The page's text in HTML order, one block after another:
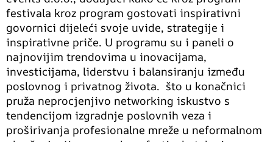
festivala kroz program gostovati inspirativni
govornici dijeleći svoje uvide, strategije i
inspirativne priče. U programu su i paneli o
najnovijim trendovima u inovacijama,
investicijama, liderstvu i balansiranju između
poslovnog i privatnog života. što u konačnici
pruža neprocjenjivo networking iskustvo s
tendencijom izgradnje poslovnih veza i
proširivanja profesionalne mreže u neformalnom